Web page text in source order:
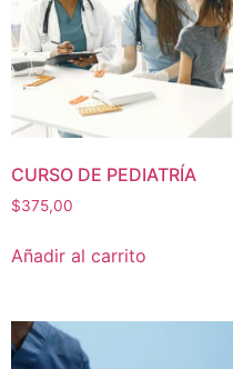
CURSO DE PEDIATRÍA
$375,00
Añadir al carrito